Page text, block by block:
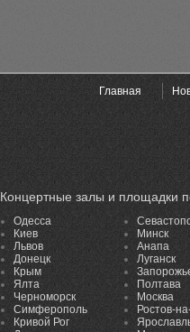
Главная
Концертные залы и площадки
Одесса
Киев
Львов
Донецк
Крым
Ялта
Черноморск
Симферополь
Кривой Рог
Минск
Анапа
Луганск
Полтава
Москва
Ростов-